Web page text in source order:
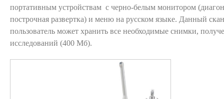
портативным устройствам с черно-белым монитором
построчная развертка) и меню на русском языке. Данный
пользователь может хранить все необходимые снимки,
исследований (400 Мб).